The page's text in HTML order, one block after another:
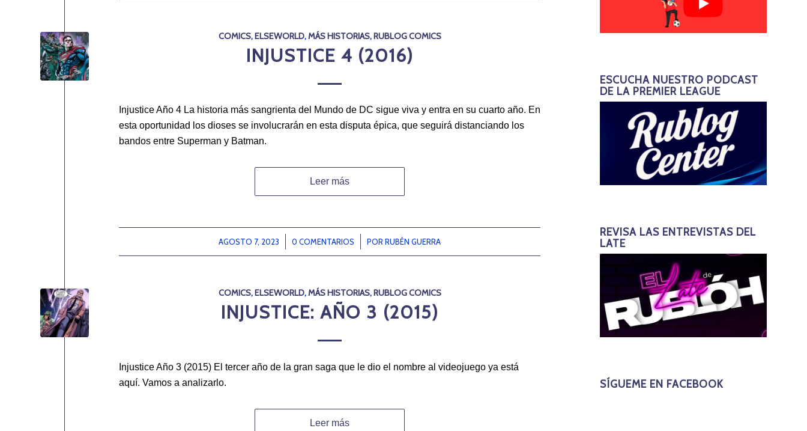
COMICS,ELSEWORLD,MÁS HISTORIAS,RUBLOG COMICS
INJUSTICE 4 (2016)
Injustice Año 4 La historia más sangrienta del Mundo de DC sigue viva y entra en su cuarto año. En
esta oportunidad los dioses se involucrarán en esta disputa épica, que seguirá distanciando los
bandos entre Superman y Batman.
Leer más
AGOSTO 7, 2023
/ 0 COMENTARIOS
/ PORRUBÉN GUERRA
COMICS, ELSEWORLD,MÁS HISTORIAS, RUBLOG COMICS
INJUSTICE: AÑO 3 (2015)
Injustice Año 3 (2015) El tercer año de la gran saga que le dio el nombre al videojuego ya está
aquí. Vamos a analizarlo.
Leer más
ESCUCHA NUESTRO PODCAST
DE LA PREMIER LEAGUE
REVISA LAS ENTREVISTAS DEL
LATE
SÍGUEME EN FACEBOOK